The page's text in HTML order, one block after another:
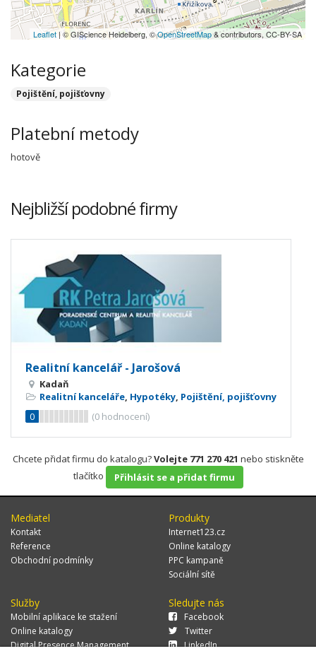
Leaflet | © GIScience Heidelberg, ©OpenStreetMap& contributors, CC-BY-SA
Kategorie
Pojištění, pojišťovny
Platební metody
hotově
Nejbližší podobné firmy
Realitní kancelář - Jarošová
Kadaň
Realitní kanceláře, Hypotéky, Pojištění, pojišťovny
0
(0 hodnocení)
Chcete přidat firmu do katalogu?Volejte 771 270 421 nebo stiskněte
tlačítko
Přihlásit se a přidat firmu
Mediatel
Kontakt
Reference
Obchodní podmínky
Produkty
Internet123.cz
Online katalogy
PPC kampaně
Sociální sítě
Služby
Mobilní aplikace ke stažení
Online katalogy
Digital Presence Management
Sledujte nás
Facebook
Twitter
LinkedIn